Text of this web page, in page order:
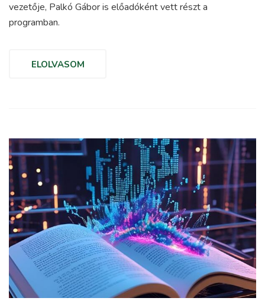
vezetője, Palkó Gábor is előadóként vett részt a
programban.
ELOLVASOM